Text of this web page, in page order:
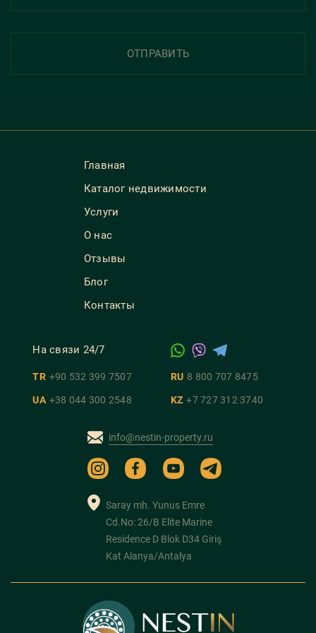
ОТПРАВИТЬ
Главная
Каталог недвижимости
Услуги
О нас
Отзывы
Блог
Контакты
На связи 24/7
TR +90 532 399 7507 RU 8 800 707 8475
UA +38 044 300 2548 KZ +7 727 312 3740
info@nestin-property.ru
Saray mh. Yunus Emre
Cd.No: 26/B Elite Marine
Residence D Blok D34 Giriş
Kat Alanya/Antalya